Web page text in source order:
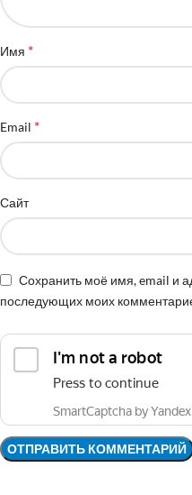
Имя *
Email *
Сайт
Сохранить моё имя, email и
последующих моих